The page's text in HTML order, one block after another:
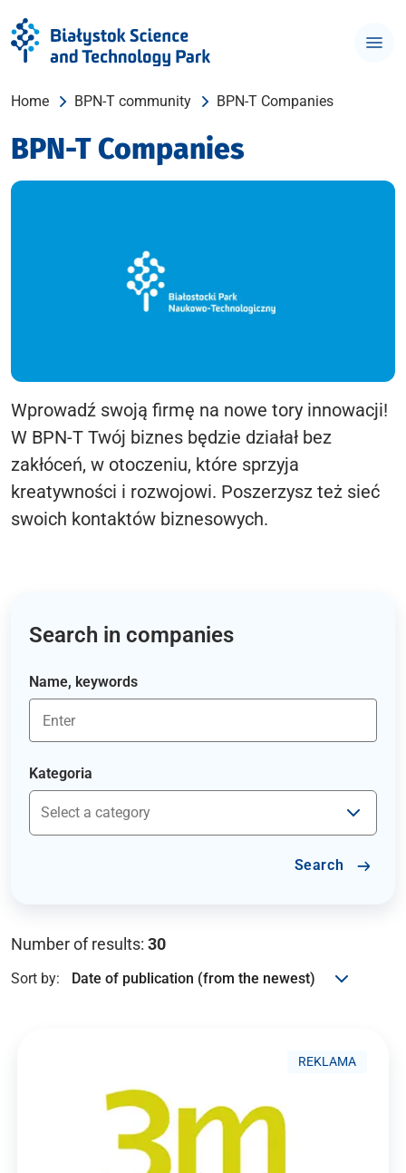
Home BPN-T community BPN-T Companies
BPN-T Companies
Wprowadź swoją firmę na nowe tory innowacji!
W BPN-T Twój biznes będzie działał bez
zakłóceń, w otoczeniu, które sprzyja
kreatywności i rozwojowi. Poszerzysz też sieć
swoich kontaktów biznesowych.
Search in companies
Name, keywords
Kategoria
Search
Number of results: 30
Sort by:
REKLAMA